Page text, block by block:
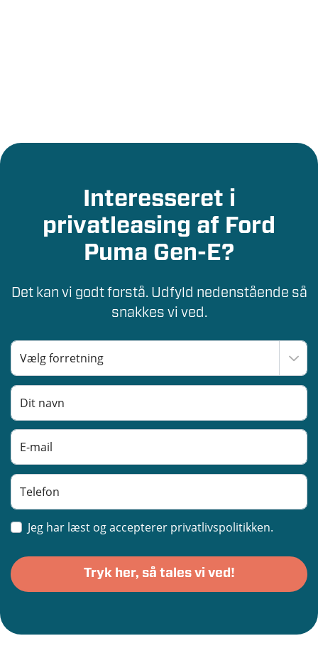
Interesseret i
privatleasing af Ford
Puma Gen-E?
Det kan vi godt forstå. Udfyld nedenstående så
snakkes vi ved.
Jeg har læst og accepterer privatlivspolitikken.